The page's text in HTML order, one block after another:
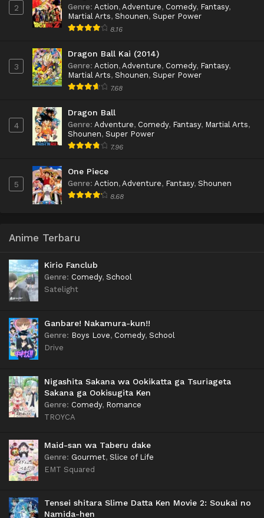
2 Genre: Action, Adventure, Comedy, Fantasy,
Martial Arts, Shounen, Super Power
8.16
3
Dragon Ball Kai (2014)
Genre: Action, Adventure, Comedy, Fantasy,
Martial Arts, Shounen, Super Power
7.68
4
Dragon Ball
Genre: Adventure, Comedy, Fantasy, Martial Arts,
Shounen, Super Power
7.96
5
One Piece
Genre: Action, Adventure, Fantasy, Shounen
8.68
Anime Terbaru
Kirio Fanclub
Genre: Comedy, School
Satelight
Ganbare! Nakamura-kun!!
Genre: Boys Love, Comedy, School
Drive
Nigashita Sakana wa Ookikatta ga Tsuriageta
Sakana ga Ookisugita Ken
Genre: Comedy, Romance
TROYCA
Maid-san wa Taberu dake
Genre: Gourmet, Slice of Life
EMT Squared
Tensei shitara Slime Datta Ken Movie 2: Soukai no
Namida-hen